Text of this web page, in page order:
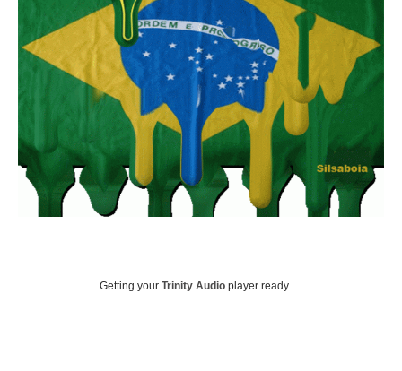
Getting your Trinity Audio player ready...